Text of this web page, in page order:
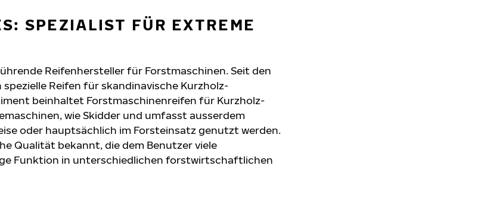
SPEZIALIST FÜR EXTREME
Reifenhersteller für Forstmaschinen. Seit den
Reifen für skandinavische Kurzholz-
beinhaltet Forstmaschinenreifen für Kurzholz-
wie Skidder und umfasst ausserdem
oder hauptsächlich im Forsteinsatz genutzt werden.
Qualität bekannt, die dem Benutzer viele
Funktion in unterschiedlichen forstwirtschaftlichen